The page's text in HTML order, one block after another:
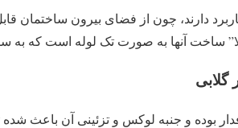
دارند، چون از فضای بیرون ساختمان
ساخت آنها به صورت تک لوله است که به
گلابی
بوده و جنبه لوکس و تزئینی آن باعث